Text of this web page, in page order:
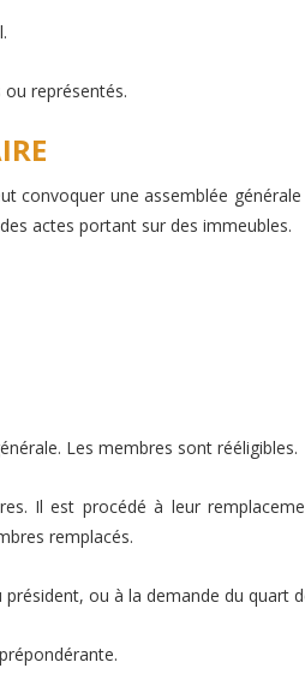
représentés.
une assemblée
actes portant sur des immeubles.
Les membres sont rééligibles.
Il est procédé à leur
remplacés.
ou à la demande du quart